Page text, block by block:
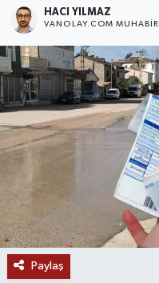
HACI YILMAZ
VANOLAY.COM MUHABIRI
Paylaş
RESMİ İLANLAR